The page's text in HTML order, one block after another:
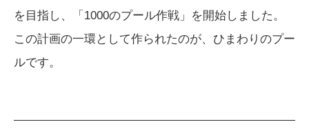
を目指し、「1000のプール作戦」を開始しました。
この計画の一環として作られたのが、ひまわりのプー
ルです。